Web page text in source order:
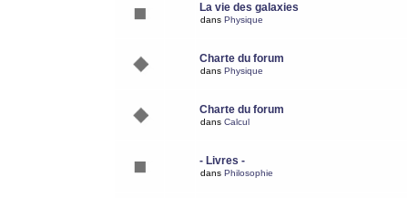
La vie des galaxies
dans Physique
Charte du forum
dans Physique
Charte du forum
dans Calcul
- Livres -
dans Philosophie